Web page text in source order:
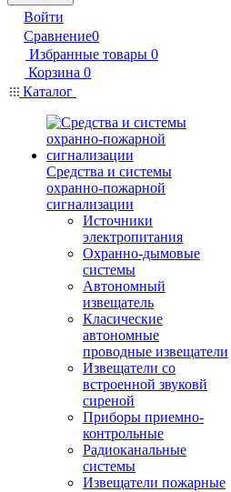
Войти
Сравнение0
Избранные товары 0
Корзина 0
Каталог
Средства и системы
охранно-пожарной
сигнализации
Источники
электропитания
Охранно-дымовые
системы
Автономный
извещатель
Класические
автономные
проводные извещатели
Извещатели со
встроенной звуковй
сиреной
Приборы приемно-
контрольные
Радиоканальные
системы
Извещатели пожарные